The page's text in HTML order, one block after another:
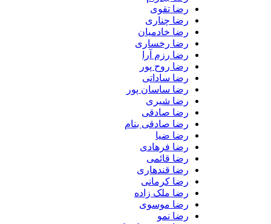
رضا تقوی
رضا چناری
رضا خادمیان
رضا رخساری
رضا رزم آرا
رضا روح پور
رضا ساداتی
رضا ساسان پور
رضا شیری
رضا صادقی
رضا صادقی بنام
رضا ضیا
رضا فرهادی
رضا قائمی
رضا قندهاری
رضا کرمانی
رضا ملک زاده
رضا موسوی
رضا نمو